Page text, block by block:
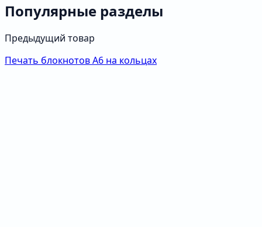
Популярные разделы
Предыдущий товар
Печать блокнотов А6 на кольцах